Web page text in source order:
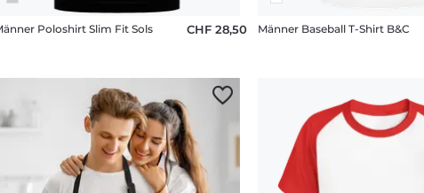
Poloshirt Slim Fit Sols CHF 28,50 Männer Baseball T-Shirt B&C